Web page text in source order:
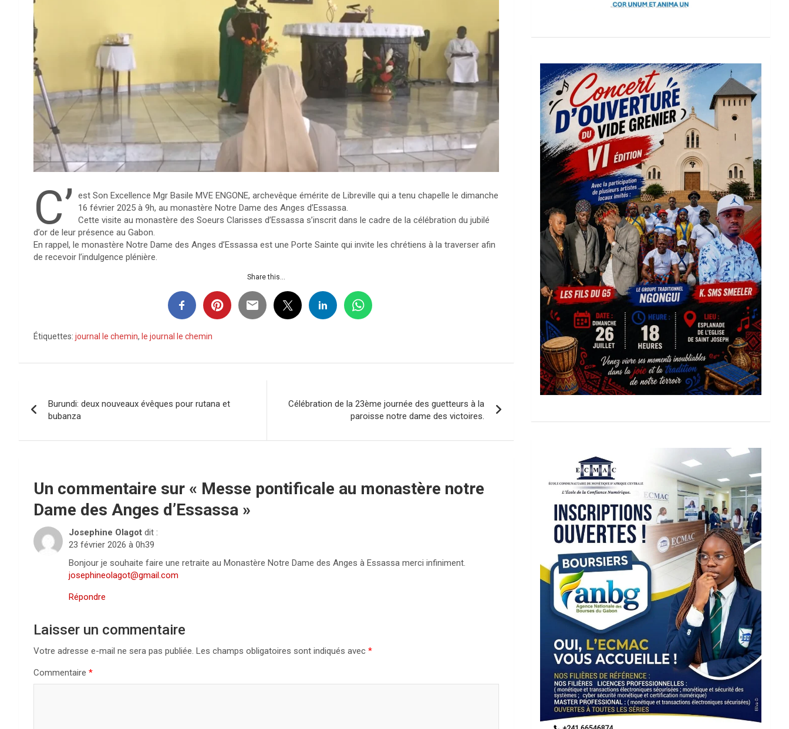
C’ est Son Excellence Mgr Basile MVE ENGONE, archevêque émérite de Libreville qui a tenu chapelle le dimanche
16 février 2025 à 9h, au monastère Notre Dame des Anges d’Essassa.
Cette visite au monastère des Soeurs Clarisses d’Essassa s’inscrit dans le cadre de la célébration du jubilé
d’or de leur présence au Gabon.
En rappel, le monastère Notre Dame des Anges d’Essassa est une Porte Sainte qui invite les chrétiens à la traverser afin
de recevoir l’indulgence plénière.
Share this...
Étiquettes: journal le chemin, le journal le chemin
de
l’article
Burundi: deux nouveaux évêques pour rutana et
bubanza
Célébration de la 23ème journée des guetteurs à la
paroisse notre dame des victoires.
Un commentaire sur « Messe pontificale au monastère notre
Dame des Anges d’Essassa »
Josephine Olagot dit :
23 février 2026 à 0h39
Bonjour je souhaite faire une retraite au Monastère Notre Dame des Anges à Essassa merci infiniment.
josephineolagot@gmail.com
Répondre
Laisser un commentaire
Votre adresse e-mail ne sera pas publiée. Les champs obligatoires sont indiqués avec *
Commentaire *